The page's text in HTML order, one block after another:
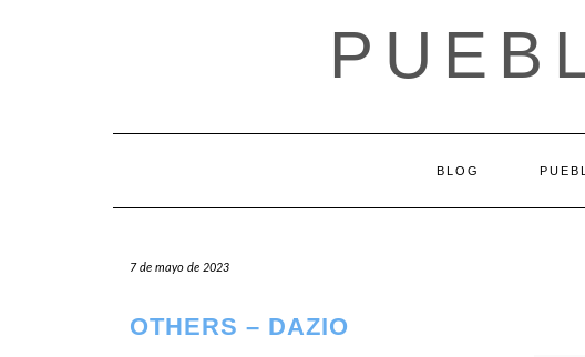
BLOG
7 de mayo de 2023
OTHERS – DAZIO